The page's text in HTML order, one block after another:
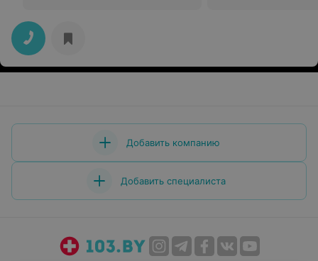
Добавить компанию
Добавить специалиста